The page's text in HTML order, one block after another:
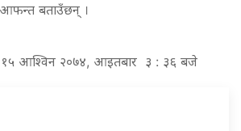
आफन्त बताउँछन् ।
: १५ आश्विन २०७४, आइतबार ३ : ३६ बजे